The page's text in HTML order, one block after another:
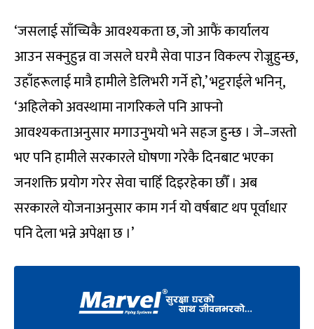
‘जसलाई साँच्चिकै आवश्यकता छ, जो आफैं कार्यालय
आउन सक्नुहुन्न वा जसले घरमै सेवा पाउन विकल्प रोज्नुहुन्छ,
उहाँहरूलाई मात्रै हामीले डेलिभरी गर्ने हो,’ भट्टराईले भनिन्,
‘अहिलेको अवस्थामा नागरिकले पनि आफ्नो
आवश्यकताअनुसार मगाउनुभयो भने सहज हुन्छ । जे–जस्तो
भए पनि हामीले सरकारले घोषणा गरेकै दिनबाट भएका
जनशक्ति प्रयोग गरेर सेवा चाहिँ दिइरहेका छौँ । अब
सरकारले योजनाअनुसार काम गर्न यो वर्षबाट थप पूर्वाधार
पनि देला भन्ने अपेक्षा छ ।’